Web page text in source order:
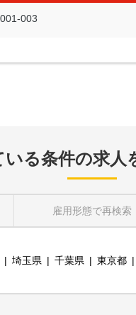
003
いる条件の求人
雇用形態で再検索
埼玉県 千葉県 東京都